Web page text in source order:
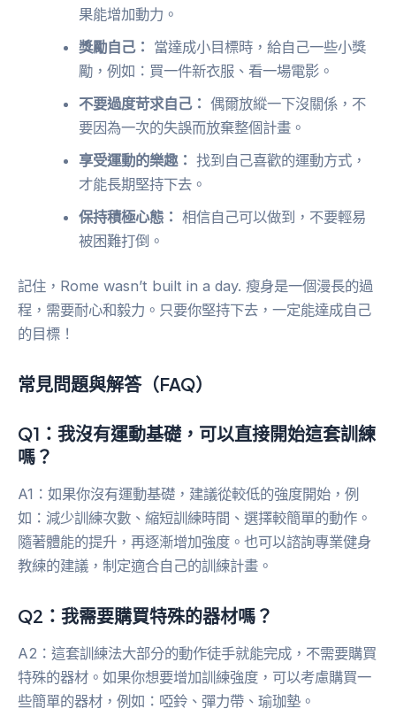
果能增加動力。
獎勵自己： 當達成小目標時，給自己一些小獎
勵，例如：買一件新衣服、看一場電影。
不要過度苛求自己： 偶爾放縱一下沒關係，不
要因為一次的失誤而放棄整個計畫。
享受運動的樂趣： 找到自己喜歡的運動方式，
才能長期堅持下去。
保持積極心態： 相信自己可以做到，不要輕易
被困難打倒。
記住，Rome wasn’t built in a day. 瘦身是一個漫長的過
程，需要耐心和毅力。只要你堅持下去，一定能達成自己
的目標！
常見問題與解答（FAQ）
Q1：我沒有運動基礎，可以直接開始這套訓練
嗎？
A1：如果你沒有運動基礎，建議從較低的強度開始，例
如：減少訓練次數、縮短訓練時間、選擇較簡單的動作。
隨著體能的提升，再逐漸增加強度。也可以諮詢專業健身
教練的建議，制定適合自己的訓練計畫。
Q2：我需要購買特殊的器材嗎？
A2：這套訓練法大部分的動作徒手就能完成，不需要購買
特殊的器材。如果你想要增加訓練強度，可以考慮購買一
些簡單的器材，例如：啞鈴、彈力帶、瑜珈墊。